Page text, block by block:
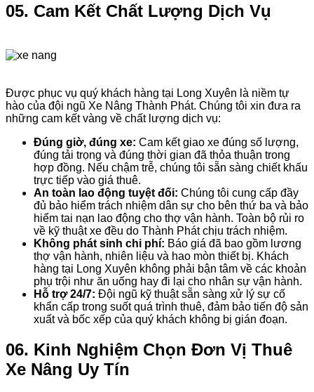
05. Cam Kết Chất Lượng Dịch Vụ
Được phục vụ quý khách hàng tại Long Xuyên là niềm tự
hào của đội ngũ Xe Nâng Thành Phát. Chúng tôi xin đưa ra
những cam kết vàng về chất lượng dịch vụ:
Đúng giờ, đúng xe: Cam kết giao xe đúng số lượng,
đúng tải trọng và đúng thời gian đã thỏa thuận trong
hợp đồng. Nếu chậm trễ, chúng tôi sẵn sàng chiết khấu
trực tiếp vào giá thuê.
An toàn lao động tuyệt đối: Chúng tôi cung cấp đầy
đủ bảo hiểm trách nhiệm dân sự cho bên thứ ba và bảo
hiểm tai nạn lao động cho thợ vận hành. Toàn bộ rủi ro
về kỹ thuật xe đều do Thành Phát chịu trách nhiệm.
Không phát sinh chi phí: Báo giá đã bao gồm lương
thợ vận hành, nhiên liệu và hao mòn thiết bị. Khách
hàng tại Long Xuyên không phải bận tâm về các khoản
phụ trội như ăn uống hay đi lại cho nhân sự vận hành.
Hỗ trợ 24/7: Đội ngũ kỹ thuật sẵn sàng xử lý sự cố
khẩn cấp trong suốt quá trình thuê, đảm bảo tiến độ sản
xuất và bốc xếp của quý khách không bị gián đoạn.
06. Kinh Nghiệm Chọn Đơn Vị Thuê
Xe Nâng Uy Tín